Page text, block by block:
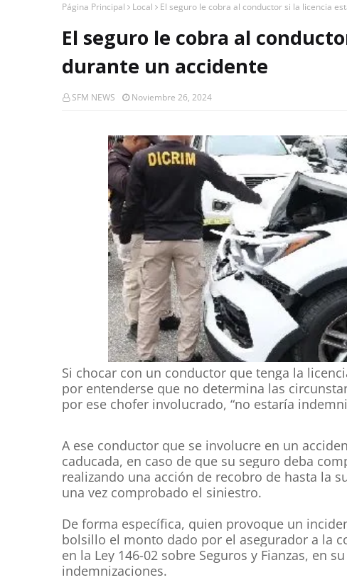
Página Principal Local El seguro le cobra al conductor si la licencia
El seguro le cobra al
durante un accidente
SFM NEWS Noviembre 26, 2024
Si chocar con un conductor que tenga la
por entenderse que no determina las
por ese chofer involucrado, “no estaría
A ese conductor que se involucre en un
caducada, en caso de que su seguro deba
realizando una acción de recobro de hasta la
una vez comprobado el siniestro.
De forma específica, quien provoque un
bolsillo el monto dado por el asegurador a la
en la Ley 146-02 sobre Seguros y Fianzas, en
indemnizaciones.